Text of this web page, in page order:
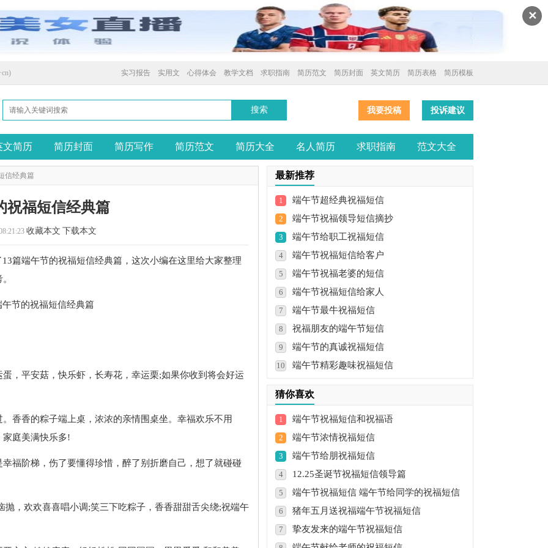
✕
简历模板
简历表格
英文简历
简历封面
简历范文
求职指南
教学文档
心得体会
实用文
实习报告
我要投稿 投诉建议
文简历 简历封面 简历写作 简历范文 简历大全 名人简历 求职指南 范文大全
信经典篇
祝福短信经典篇
收藏本文 下载本文
篇端午节的祝福短信经典篇，这次小编在这里给大家整理
，平安菇，快乐虾，长寿花，幸运栗;如果你收到将会好运
香香的粽子端上桌，浓浓的亲情围桌坐。幸福欢乐不用
庭美满快乐多!
福阶梯，伤了要懂得珍惜，醉了别折磨自己，想了就碰碰
，欢欢喜喜唱小调;笑三下吃粽子，香香甜甜舌尖绕;祝端午
最新推荐
1 端午节超经典祝福短信
2 端午节祝福领导短信摘抄
3 端午节给职工祝福短信
4 端午节祝福短信给客户
5 端午节祝福老婆的短信
6 端午节祝福短信给家人
7 端午节最牛祝福短信
8 祝福朋友的端午节短信
9 端午节的真诚祝福短信
10 端午节精彩趣味祝福短信
猜你喜欢
1 端午节祝福短信和祝福语
2 端午节浓情祝福短信
3 端午节给朋祝福短信
4 12.25圣诞节祝福短信领导篇
5 端午节祝福短信 端午节给同学的祝福短信
6 猪年五月送祝福端午节祝福短信
7 挚友发来的端午节祝福短信